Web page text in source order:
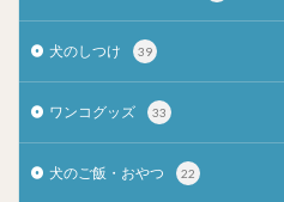
犬のしつけ 39
ワンコグッズ 33
犬のご飯・おやつ 22